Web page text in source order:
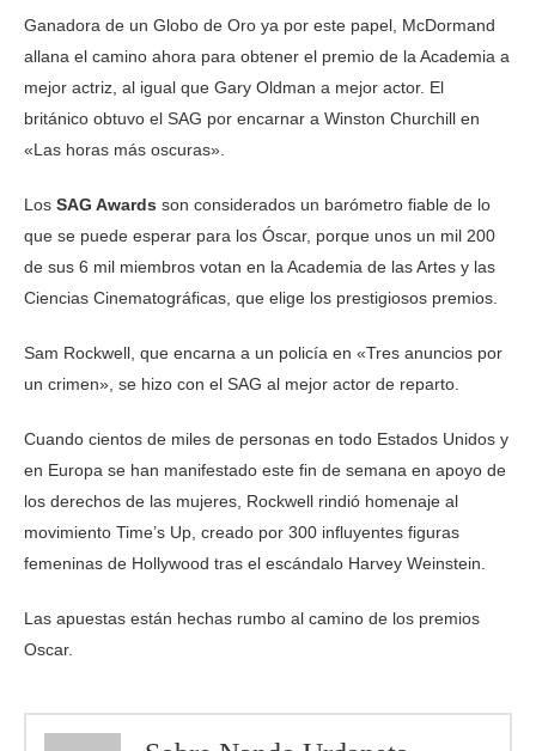
Ganadora de un Globo de Oro ya por este papel, McDormand
allana el camino ahora para obtener el premio de la Academia a
mejor actriz, al igual que Gary Oldman a mejor actor. El
británico obtuvo el SAG por encarnar a Winston Churchill en
«Las horas más oscuras».
Los SAG Awards son considerados un barómetro fiable de lo
que se puede esperar para los Óscar, porque unos un mil 200
de sus 6 mil miembros votan en la Academia de las Artes y las
Ciencias Cinematográficas, que elige los prestigiosos premios.
Sam Rockwell, que encarna a un policía en «Tres anuncios por
un crimen», se hizo con el SAG al mejor actor de reparto.
Cuando cientos de miles de personas en todo Estados Unidos y
en Europa se han manifestado este fin de semana en apoyo de
los derechos de las mujeres, Rockwell rindió homenaje al
movimiento Time’s Up, creado por 300 influyentes figuras
femeninas de Hollywood tras el escándalo Harvey Weinstein.
Las apuestas están hechas rumbo al camino de los premios
Oscar.